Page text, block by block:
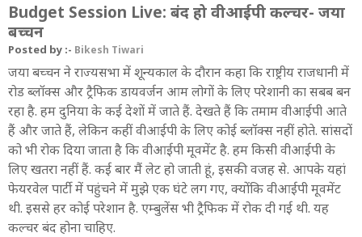
Budget Session Live: बंद हो वीआईपी कल्चर- जया
बच्चन
Posted by :- Bikesh Tiwari
जया बच्चन ने राज्यसभा में शून्यकाल के दौरान कहा कि राष्ट्रीय राजधानी में
रोड ब्लॉक्स और ट्रैफिक डायवर्जन आम लोगों के लिए परेशानी का सबब बन
रहा है. हम दुनिया के कई देशों में जाते हैं. देखते हैं कि तमाम वीआईपी आते
हैं और जाते हैं, लेकिन कहीं वीआईपी के लिए कोई ब्लॉक्स नहीं होते. सांसदों
को भी रोक दिया जाता है कि वीआईपी मूवमेंट है. हम किसी वीआईपी के
लिए खतरा नहीं हैं. कई बार मैं लेट हो जाती हूं, इसकी वजह से. आपके यहां
फेयरवेल पार्टी में पहुंचने में मुझे एक घंटे लग गए, क्योंकि वीआईपी मूवमेंट
थी. इससे हर कोई परेशान है. एम्बुलेंस भी ट्रैफिक में रोक दी गई थी. यह
कल्चर बंद होना चाहिए.